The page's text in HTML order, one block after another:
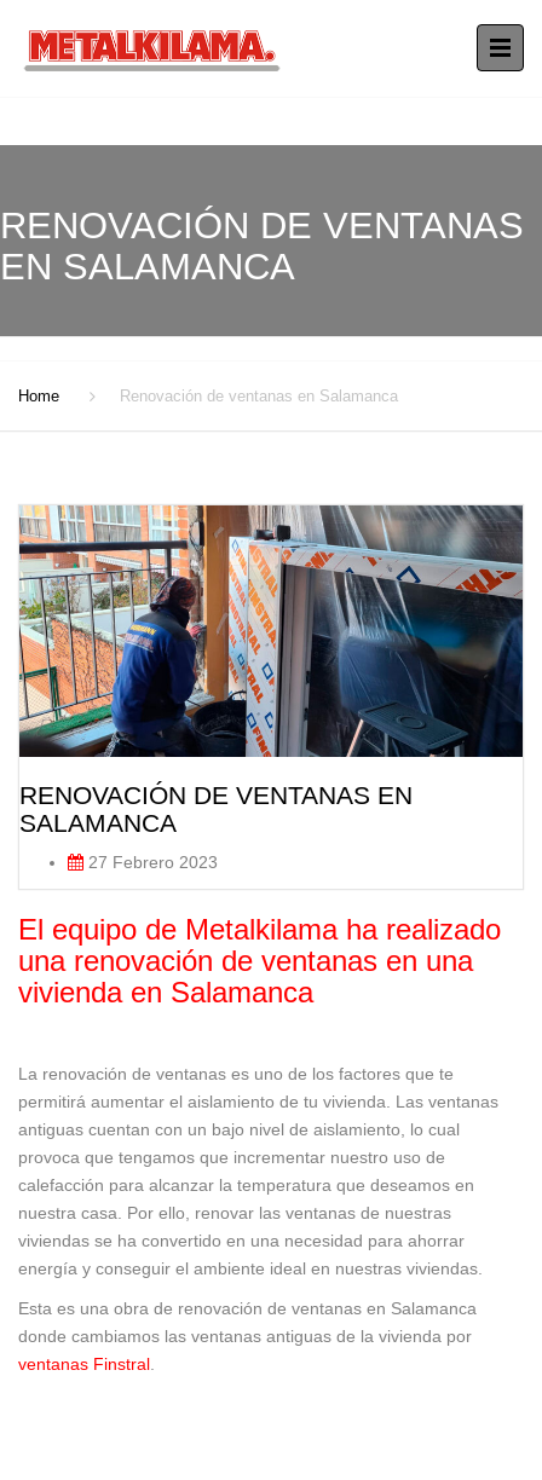
RENOVACIÓN DE VENTANAS
EN SALAMANCA
Home Renovación de ventanas en Salamanca
RENOVACIÓN DE VENTANAS EN
SALAMANCA
27 Febrero 2023
El equipo de Metalkilama ha realizado
una renovación de ventanas en una
vivienda en Salamanca
La renovación de ventanas es uno de los factores que te
permitirá aumentar el aislamiento de tu vivienda. Las ventanas
antiguas cuentan con un bajo nivel de aislamiento, lo cual
provoca que tengamos que incrementar nuestro uso de
calefacción para alcanzar la temperatura que deseamos en
nuestra casa. Por ello, renovar las ventanas de nuestras
viviendas se ha convertido en una necesidad para ahorrar
energía y conseguir el ambiente ideal en nuestras viviendas.
Esta es una obra de renovación de ventanas en Salamanca
donde cambiamos las ventanas antiguas de la vivienda por
ventanas Finstral